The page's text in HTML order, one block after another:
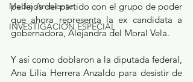
Medio Ambiente
INVESTIGACIÓN ESPECIAL
pellejos del partido con el grupo de poder
que ahora representa la ex candidata a
gobernadora, Alejandra del Moral Vela.
Y así como doblaron a la diputada federal,
Ana Lilia Herrera Anzaldo para desistir de